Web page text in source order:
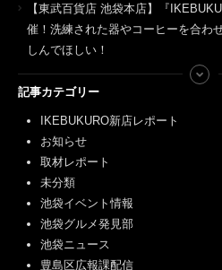
【東武百貨店 池袋本店】『
催！洗練された器やコーヒーを合わ
しんでほしい！
記事カテゴリー
IKEBUKURO新店レポート
お知らせ
取材レポート
未分類
池袋イベント情報
池袋グルメ発見部
池袋ニュース
豊島区広報課配信